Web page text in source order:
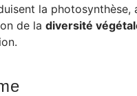
la
de la diversité